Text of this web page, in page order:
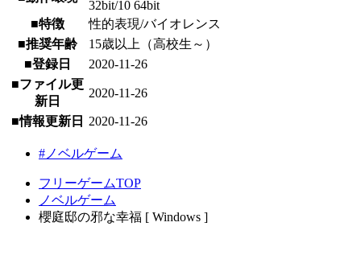
32bit/10 64bit
■特徴
性的表現/バイオレンス
■推奨年齢
15歳以上（高校生～）
■登録日
2020-11-26
■ファイル更
新日
2020-11-26
■情報更新日 2020-11-26
#ノベルゲーム
フリーゲームTOP
ノベルゲーム
櫻庭邸の邪な幸福 [ Windows ]